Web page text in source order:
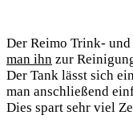
Der Reimo Trink-
man ihn zur
Der Tank lässt sich
man anschließend
Dies spart sehr viel